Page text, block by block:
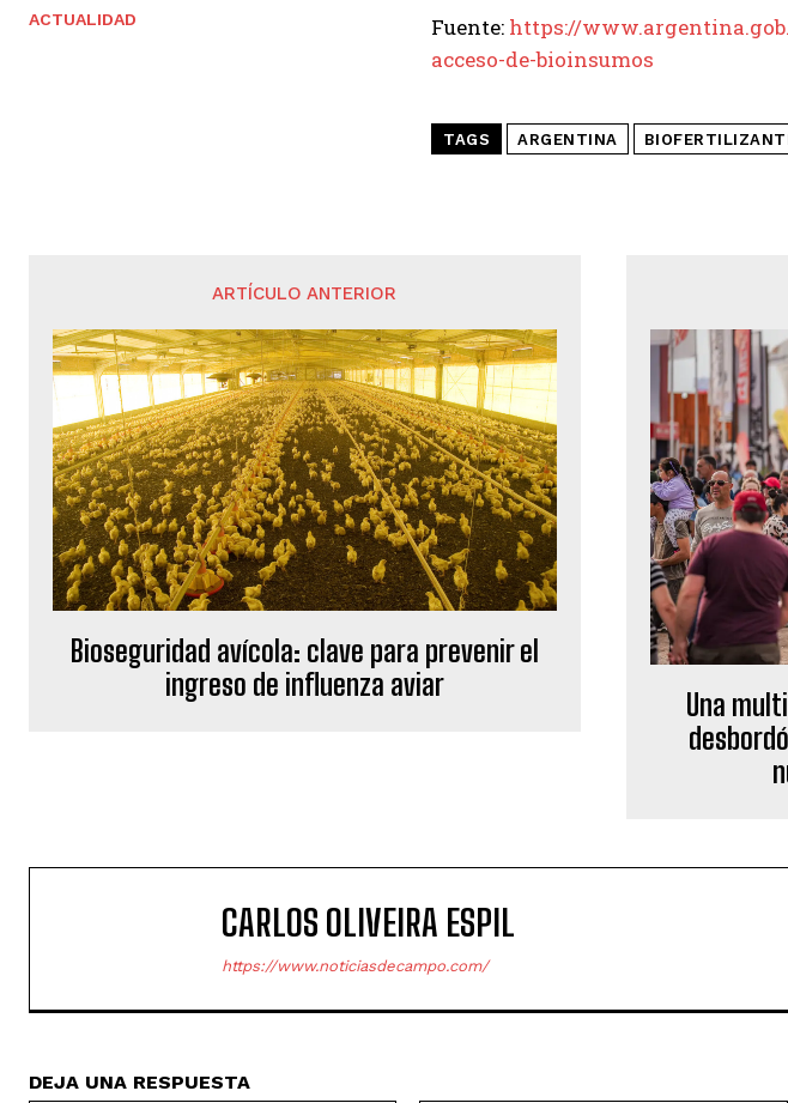
ACTUALIDAD Fuente: https://
acceso-de-bioinsumos
TAGS ARGENTINA
ARTÍCULO ANTERIOR
Bioseguridad avícola: clave para prevenir el
ingreso de influenza aviar
Una
CARLOS OLIVEIRA ESPIL
https://www.noticiasdecampo.com/
DEJA UNA RESPUESTA